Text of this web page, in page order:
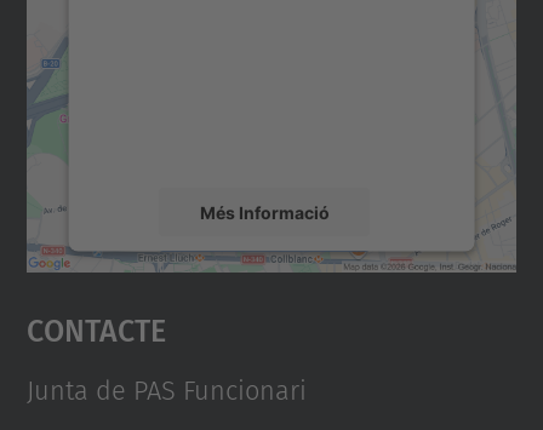
Més Informació
Accepta
powered by
Contacte
Junta de PAS Funcionari